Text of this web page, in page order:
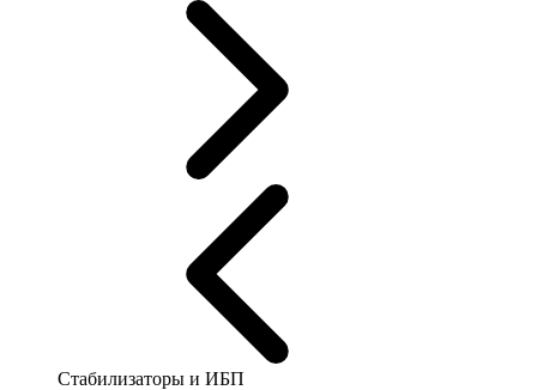
Стабилизаторы и ИБП